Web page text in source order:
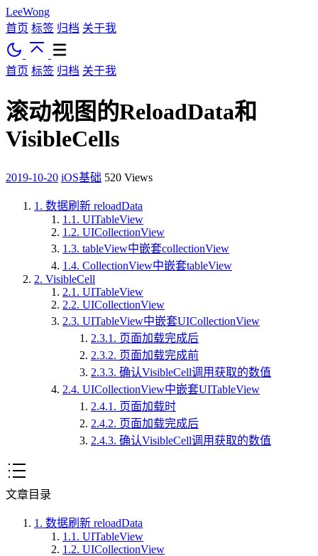
LeeWong
首页 标签 归档 关于我
首页 标签 归档 关于我
滚动视图的ReloadData和
VisibleCells
2019-10-20 iOS基础 520 Views
1. 数据刷新 reloadData
1.1. UITableView
1.2. UICollectionView
1.3. tableView中嵌套collectionView
1.4. CollectionView中嵌套tableView
2. VisibleCell
2.1. UITableView
2.2. UICollectionView
2.3. UITableView中嵌套UICollectionView
2.3.1. 页面加载完成后
2.3.2. 页面加载完成前
2.3.3. 确认VisibleCell调用获取的数值
2.4. UICollectionView中嵌套UITableView
2.4.1. 页面加载时
2.4.2. 页面加载完成后
2.4.3. 确认VisibleCell调用获取的数值
文章目录
1. 数据刷新 reloadData
1.1. UITableView
1.2. UICollectionView